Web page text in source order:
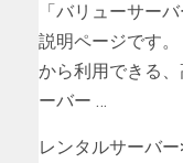
「バリューサー
説明ページです
から利用できる
ーバー …
レンタルサーバ